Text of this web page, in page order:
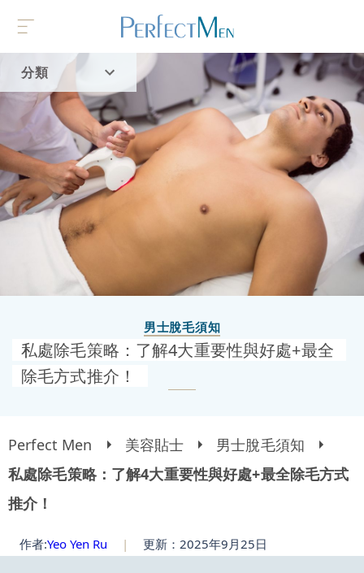
分類
首頁
流行趨勢
男士脫毛須知
私處除毛策略：了解4大重要性與好處+最全
除毛方式推介！
Perfect Men 美容貼士
男士脫毛須知
私處除毛策略：了解4大重要性與好處+最全除毛方式
推介！
作者:Yeo Yen Ru | 更新：2025年9月25日